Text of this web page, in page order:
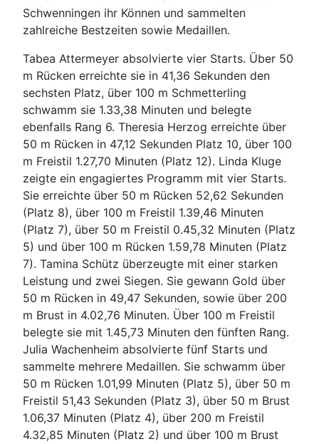
Schwenningen ihr Können und sammelten
zahlreiche Bestzeiten sowie Medaillen.
Tabea Attermeyer absolvierte vier Starts. Über 50
m Rücken erreichte sie in 41,36 Sekunden den
sechsten Platz, über 100 m Schmetterling
schwamm sie 1.33,38 Minuten und belegte
ebenfalls Rang 6. Theresia Herzog erreichte über
50 m Rücken in 47,12 Sekunden Platz 10, über 100
m Freistil 1.27,70 Minuten (Platz 12). Linda Kluge
zeigte ein engagiertes Programm mit vier Starts.
Sie erreichte über 50 m Rücken 52,62 Sekunden
(Platz 8), über 100 m Freistil 1.39,46 Minuten
(Platz 7), über 50 m Freistil 0.45,32 Minuten (Platz
5) und über 100 m Rücken 1.59,78 Minuten (Platz
7). Tamina Schütz überzeugte mit einer starken
Leistung und zwei Siegen. Sie gewann Gold über
50 m Rücken in 49,47 Sekunden, sowie über 200
m Brust in 4.02,76 Minuten. Über 100 m Freistil
belegte sie mit 1.45,73 Minuten den fünften Rang.
Julia Wachenheim absolvierte fünf Starts und
sammelte mehrere Medaillen. Sie schwamm über
50 m Rücken 1.01,99 Minuten (Platz 5), über 50 m
Freistil 51,43 Sekunden (Platz 3), über 50 m Brust
1.06,37 Minuten (Platz 4), über 200 m Freistil
4.32,85 Minuten (Platz 2) und über 100 m Brust